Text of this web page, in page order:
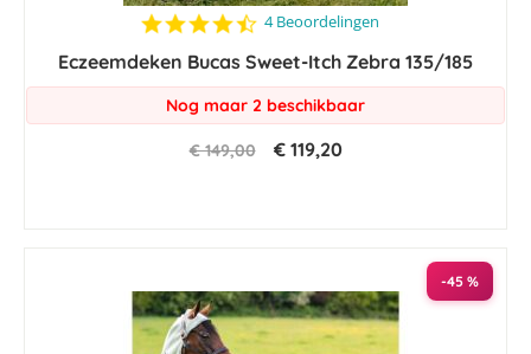
4.3
rating
4 Beoordelingen
Eczeemdeken Bucas Sweet-Itch Zebra 135/185
Nog maar 2 beschikbaar
€ 149,00 € 119,20
-45 %